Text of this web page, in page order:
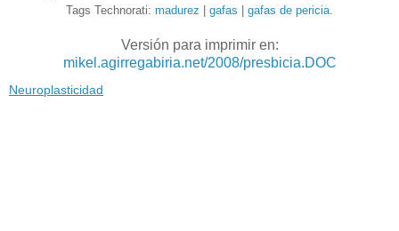
Tags Technorati: madurez gafas gafas de pericia
Versión para imprimir en:
mikel.agirregabiria.net/2008/presbicia.DOC
Neuroplasticidad